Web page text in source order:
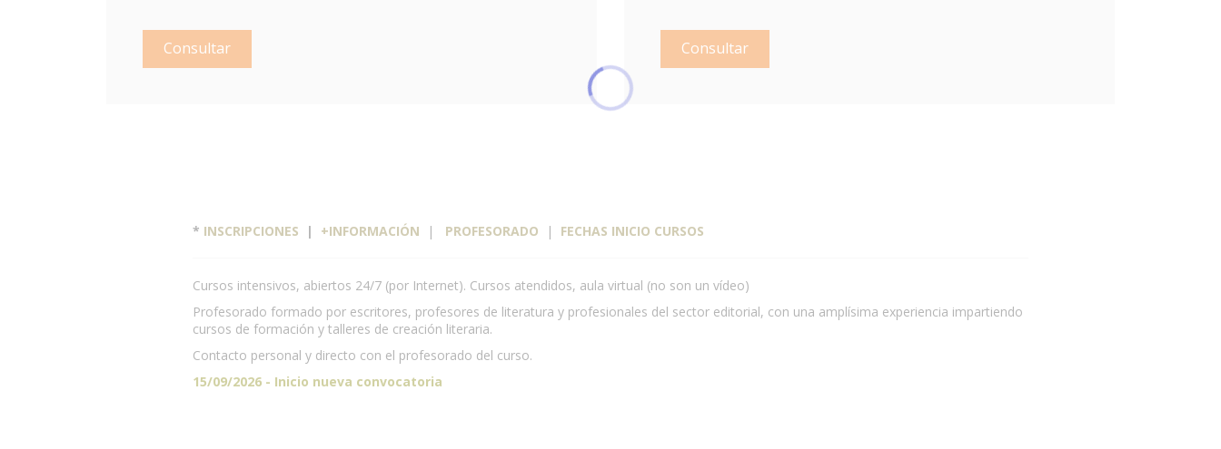
Consultar Consultar
* INSCRIPCIONES | +INFORMACIÓN | PROFESORADO | FECHAS INICIO CURSOS
Cursos intensivos, abiertos 24/7 (por Internet). Cursos atendidos, aula virtual (no son un vídeo)
Profesorado formado por escritores, profesores de literatura y profesionales del sector editorial, con una amplísima experiencia impartiendo
cursos de formación y talleres de creación literaria.
Contacto personal y directo con el profesorado del curso.
15/09/2026 - Inicio nueva convocatoria